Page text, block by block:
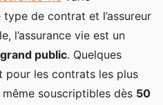
de gestion : des
de contrat et l’assureur
l’assurance vie est un
public. Quelques
pour les contrats les plus
souscriptibles dès 50